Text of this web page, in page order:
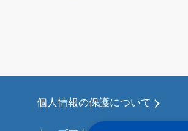
個人情報の保護について